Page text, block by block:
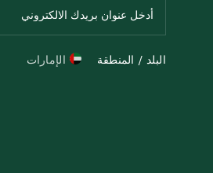
البلد / المنطقة الإمارات